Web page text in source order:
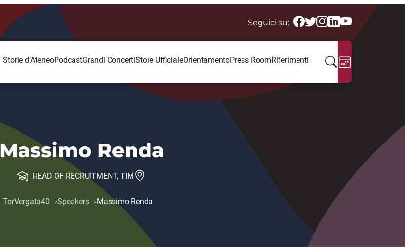
Seguici su:
Storie d’AteneoPodcastGrandi ConcertiStore UfficialeOrientamentoPress RoomRiferimenti
Massimo Renda
HEAD OF RECRUITMENT, TIM
TorVergata40 Speakers Massimo Renda